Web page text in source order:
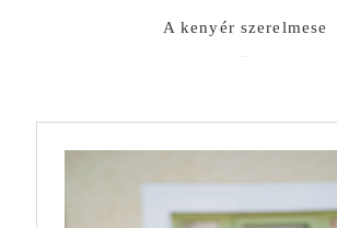
A kenyér szerelmese